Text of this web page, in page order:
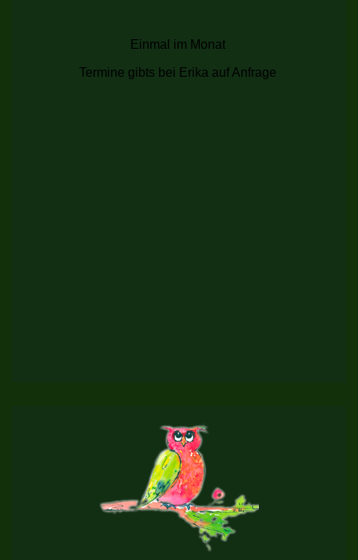
Einmal im Monat
Termine gibts bei Erika auf Anfrage